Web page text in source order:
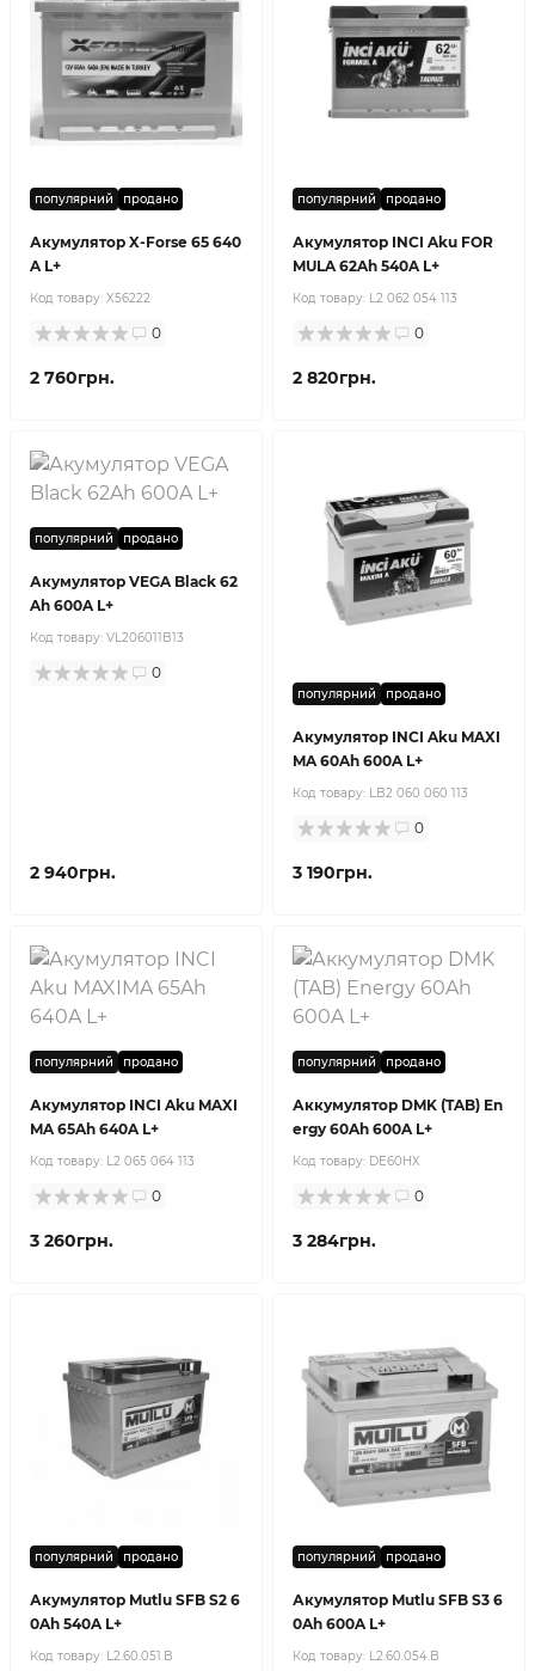
популярний продано
Акумулятор X-Forse 65 640
A L+
Код товару: X56222
0
2 760грн.
популярний продано
Акумулятор INCI Aku FOR
MULA 62Ah 540A L+
Код товару: L2 062 054 113
0
2 820грн.
популярний продано
Акумулятор VEGA Black 62
Ah 600A L+
Код товару: VL206011B13
0
2 940грн.
популярний продано
Акумулятор INCI Aku MAXI
MA 60Ah 600A L+
Код товару: LB2 060 060 113
0
3 190грн.
популярний продано
Акумулятор INCI Aku MAXI
MA 65Ah 640A L+
Код товару: L2 065 064 113
0
3 260грн.
популярний продано
Аккумулятор DMK (TAB) En
ergy 60Ah 600A L+
Код товару: DE60HX
0
3 284грн.
популярний продано
Акумулятор Mutlu SFB S2 6
0Ah 540A L+
Код товару: L2.60.051.B
популярний продано
Акумулятор Mutlu SFB S3 6
0Ah 600A L+
Код товару: L2.60.054.B